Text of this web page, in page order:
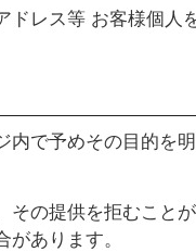
レス等 お客様個人
で予めその目的を
の提供を拒むことが
あります。